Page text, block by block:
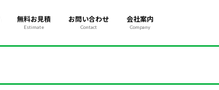
無料お見積
Estimate
お問い合わせ
Contact
会社案内
Company